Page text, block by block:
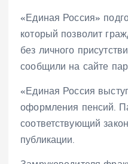
«Единая Россия»
который позволит
без личного
сообщили на сайте
«Единая Россия
оформления пенсий.
соответствующий
публикации.